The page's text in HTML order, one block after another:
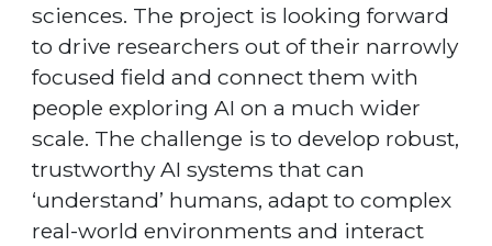
sciences. The project is looking forward
to drive researchers out of their narrowly
focused field and connect them with
people exploring AI on a much wider
scale. The challenge is to develop robust,
trustworthy AI systems that can
‘understand’ humans, adapt to complex
real-world environments and interact